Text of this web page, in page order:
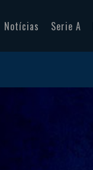
Notícias Serie A